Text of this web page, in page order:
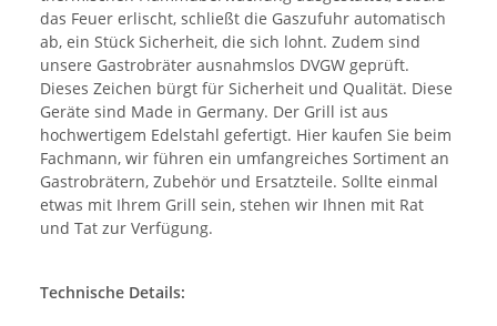
das Feuer erlischt, schließt die Gaszufuhr automatisch
ab, ein Stück Sicherheit, die sich lohnt. Zudem sind
unsere Gastrobräter ausnahmslos DVGW geprüft.
Dieses Zeichen bürgt für Sicherheit und Qualität. Diese
Geräte sind Made in Germany. Der Grill ist aus
hochwertigem Edelstahl gefertigt. Hier kaufen Sie beim
Fachmann, wir führen ein umfangreiches Sortiment an
Gastrobrätern, Zubehör und Ersatzteile. Sollte einmal
etwas mit Ihrem Grill sein, stehen wir Ihnen mit Rat
und Tat zur Verfügung.
Technische Details: